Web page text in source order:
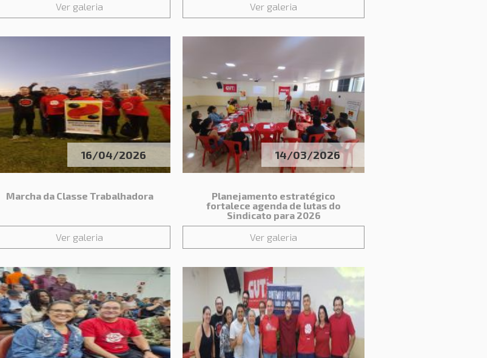
Ver galeria Ver galeria
16/04/2026
Marcha da Classe Trabalhadora
Ver galeria
14/03/2026
Planejamento estratégico
fortalece agenda de lutas do
Sindicato para 2026
Ver galeria